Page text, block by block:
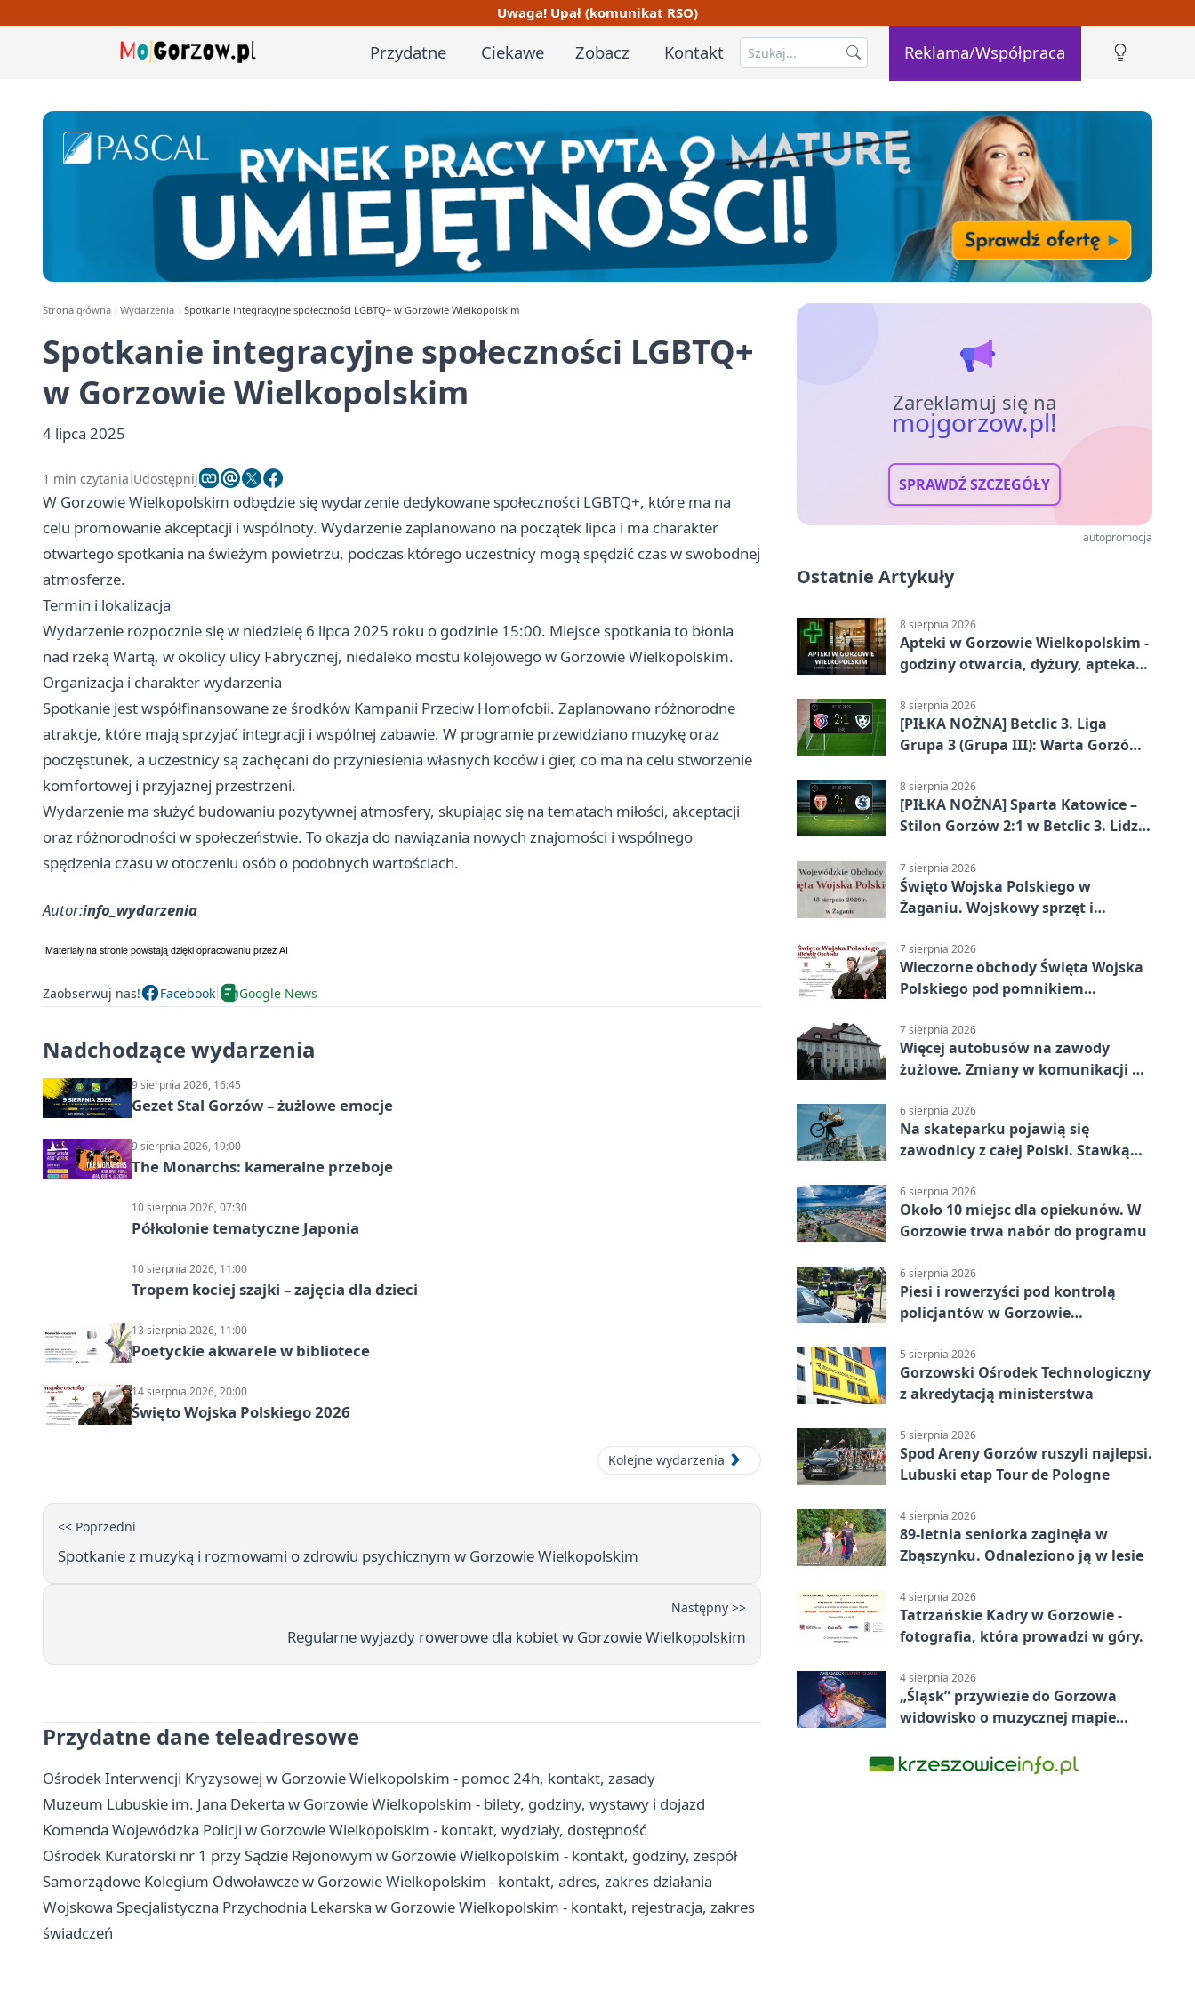
Uwaga! Upał (komunikat RSO)
Przydatne Ciekawe Zobacz Kontakt Reklama/Współpraca
Strona główna Wydarzenia Spotkanie integracyjne społeczności LGBTQ+ w Gorzowie Wielkopolskim
Spotkanie integracyjne społeczności LGBTQ+
w Gorzowie Wielkopolskim
4 lipca 2025
1 min czytania Udostępnij
W Gorzowie Wielkopolskim odbędzie się wydarzenie dedykowane społeczności LGBTQ+, które ma na
celu promowanie akceptacji i wspólnoty. Wydarzenie zaplanowano na początek lipca i ma charakter
otwartego spotkania na świeżym powietrzu, podczas którego uczestnicy mogą spędzić czas w swobodnej
atmosferze.
Termin i lokalizacja
Wydarzenie rozpocznie się w niedzielę 6 lipca 2025 roku o godzinie 15:00. Miejsce spotkania to błonia
nad rzeką Wartą, w okolicy ulicy Fabrycznej, niedaleko mostu kolejowego w Gorzowie Wielkopolskim.
Organizacja i charakter wydarzenia
Spotkanie jest współfinansowane ze środków Kampanii Przeciw Homofobii. Zaplanowano różnorodne
atrakcje, które mają sprzyjać integracji i wspólnej zabawie. W programie przewidziano muzykę oraz
poczęstunek, a uczestnicy są zachęcani do przyniesienia własnych koców i gier, co ma na celu stworzenie
komfortowej i przyjaznej przestrzeni.
Wydarzenie ma służyć budowaniu pozytywnej atmosfery, skupiając się na tematach miłości, akceptacji
oraz różnorodności w społeczeństwie. To okazja do nawiązania nowych znajomości i wspólnego
spędzenia czasu w otoczeniu osób o podobnych wartościach.
Autor:info_wydarzenia
Zaobserwuj nas! Facebook Google News
Nadchodzące wydarzenia
9 sierpnia 2026, 16:45
Gezet Stal Gorzów – żużlowe emocje
9 sierpnia 2026, 19:00
The Monarchs: kameralne przeboje
10 sierpnia 2026, 07:30
Półkolonie tematyczne Japonia
10 sierpnia 2026, 11:00
Tropem kociej szajki – zajęcia dla dzieci
13 sierpnia 2026, 11:00
Poetyckie akwarele w bibliotece
14 sierpnia 2026, 20:00
Święto Wojska Polskiego 2026
Kolejne wydarzenia
<< Poprzedni
Spotkanie z muzyką i rozmowami o zdrowiu psychicznym w Gorzowie Wielkopolskim
Następny >>
Regularne wyjazdy rowerowe dla kobiet w Gorzowie Wielkopolskim
Przydatne dane teleadresowe
Ośrodek Interwencji Kryzysowej w Gorzowie Wielkopolskim - pomoc 24h, kontakt, zasady
Muzeum Lubuskie im. Jana Dekerta w Gorzowie Wielkopolskim - bilety, godziny, wystawy i dojazd
Komenda Wojewódzka Policji w Gorzowie Wielkopolskim - kontakt, wydziały, dostępność
Ośrodek Kuratorski nr 1 przy Sądzie Rejonowym w Gorzowie Wielkopolskim - kontakt, godziny, zespół
Samorządowe Kolegium Odwoławcze w Gorzowie Wielkopolskim - kontakt, adres, zakres działania
Wojskowa Specjalistyczna Przychodnia Lekarska w Gorzowie Wielkopolskim - kontakt, rejestracja, zakres
świadczeń
Zareklamuj się na
mojgorzow.pl!
SPRAWDŹ SZCZEGÓŁY
autopromocja
Ostatnie Artykuły
8 sierpnia 2026
Apteki w Gorzowie Wielkopolskim -
godziny otwarcia, dyżury, apteka
8 sierpnia 2026
[PIŁKA NOŻNA] Betclic 3. Liga
Grupa 3 (Grupa III): Warta Gorzów
8 sierpnia 2026
[PIŁKA NOŻNA] Sparta Katowice –
Stilon Gorzów 2:1 w Betclic 3. Lidze
stracili zwycięstwo w doliczonym
czasie
7 sierpnia 2026
Święto Wojska Polskiego w
Żaganiu. Wojskowy sprzęt i
7 sierpnia 2026
Wieczorne obchody Święta Wojska
Polskiego pod pomnikiem
7 sierpnia 2026
Więcej autobusów na zawody
żużlowe. Zmiany w komunikacji w
6 sierpnia 2026
Na skateparku pojawią się
zawodnicy z całej Polski. Stawką
6 sierpnia 2026
Około 10 miejsc dla opiekunów. W
Gorzowie trwa nabór do programu
6 sierpnia 2026
Piesi i rowerzyści pod kontrolą
policjantów w Gorzowie
5 sierpnia 2026
Gorzowski Ośrodek Technologiczny
z akredytacją ministerstwa
5 sierpnia 2026
Spod Areny Gorzów ruszyli najlepsi.
Lubuski etap Tour de Pologne
4 sierpnia 2026
89-letnia seniorka zaginęła w
Zbąszynku. Odnaleziono ją w lesie
4 sierpnia 2026
Tatrzańskie Kadry w Gorzowie -
fotografia, która prowadzi w góry.
4 sierpnia 2026
„Śląsk” przywiezie do Gorzowa
widowisko o muzycznej mapie